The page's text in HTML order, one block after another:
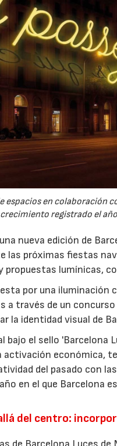
espacios en colaboración
crecimiento registrado el
nueva edición de
las próximas fiestas
lumínicas,
por una iluminación
a través de un
la identidad visual de
el sello 'Barcelona
activación económica,
del pasado con
en el que Barcelona
del centro: